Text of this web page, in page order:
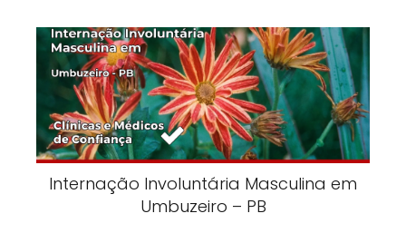
Internação Involuntária Masculina em
Umbuzeiro – PB